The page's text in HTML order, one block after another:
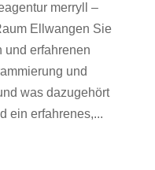
merryll –
Ellwangen Sie
und erfahrenen
und
was dazugehört
ein erfahrenes,...